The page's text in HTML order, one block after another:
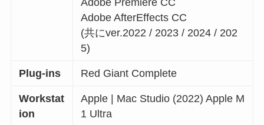
Adobe Premiere CC
Adobe AfterEffects CC
(共にver.2022 / 2023 / 2024 / 202
5)
Plug-ins Red Giant Complete
Workstat
ion
Apple | Mac Studio (2022) Apple M
1 Ultra